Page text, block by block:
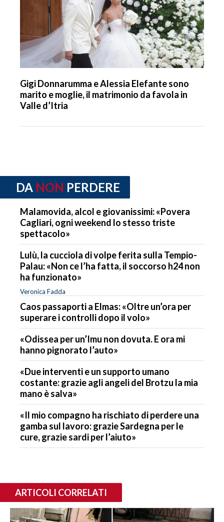
Gigi Donnarumma e Alessia Elefante sono
marito e moglie, il matrimonio da favola in
Valle d’Itria
DA NON PERDERE
Malamovida, alcol e giovanissimi: «Povera
Cagliari, ogni weekend lo stesso triste
spettacolo»
Lulù, la cucciola di volpe ferita sulla Tempio-
Palau: «Non ce l’ha fatta, il soccorso h24 non
ha funzionato»
Veronica Fadda
Caos passaporti a Elmas: «Oltre un’ora per
superare i controlli dopo il volo»
«Odissea per un’Imu non dovuta. E ora mi
hanno pignorato l’auto»
«Due interventi e un supporto umano
costante: grazie agli angeli del Brotzu la mia
mano è salva»
«Il mio compagno ha rischiato di perdere una
gamba sul lavoro: grazie Sardegna per le
cure, grazie sardi per l’aiuto»
ARTICOLI CORRELATI